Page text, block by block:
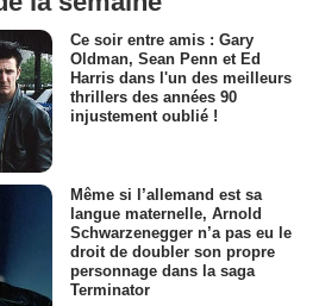
Ce soir entre amis : Gary
Oldman, Sean Penn et Ed
Harris dans l'un des meilleurs
thrillers des années 90
injustement oublié !
Même si l’allemand est sa
langue maternelle, Arnold
Schwarzenegger n’a pas eu le
droit de doubler son propre
personnage dans la saga
Terminator